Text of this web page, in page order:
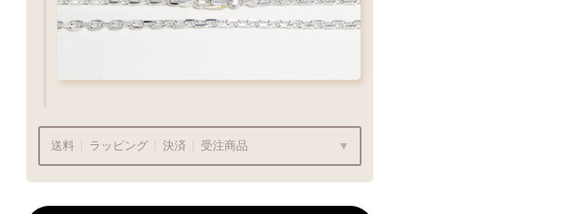
お好みのチェーンをお選び下さい
チェック：項目
送料 ラッピング 決済 受注商品
¥715